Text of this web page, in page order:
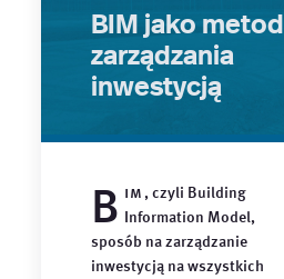
BIM jako
zarządzania
inwestycją
B im , czyli Building
Information Model,
sposób na zarządzanie
inwestycją na wszystkich